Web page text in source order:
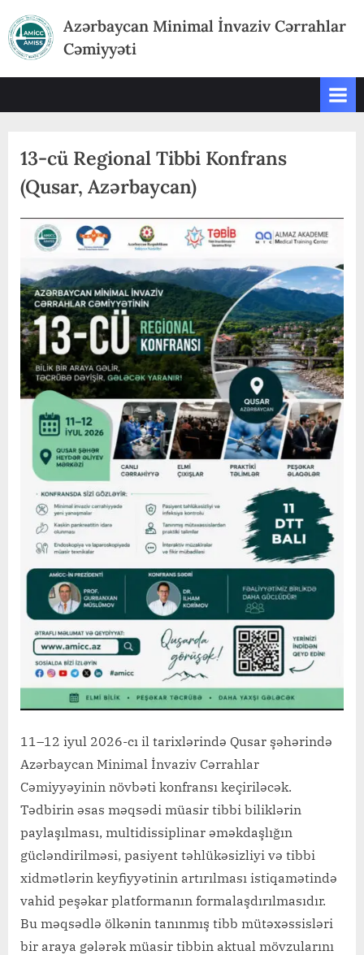
to
content
Azərbaycan Minimal İnvaziv Cərrahlar
Cəmiyyəti
13-cü Regional Tibbi Konfrans
(Qusar, Azərbaycan)
11–12 iyul 2026-cı il tarixlərində Qusar şəhərində
Azərbaycan Minimal İnvaziv Cərrahlar
Cəmiyyəyinin növbəti konfransı keçiriləcək.
Tədbirin əsas məqsədi müasir tibbi biliklərin
paylaşılması, multidissiplinar əməkdaşlığın
gücləndirilməsi, pasiyent təhlükəsizliyi və tibbi
xidmətlərin keyfiyyətinin artırılması istiqamətində
vahid peşəkar platformanın formalaşdırılmasıdır.
Bu məqsədlə ölkənin tanınmış tibb mütəxəssisləri
bir araya gələrək müasir tibbin aktual mövzularını